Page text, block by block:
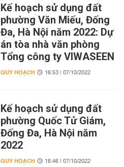
Kế hoạch sử dụng đất
phường Văn Miếu, Đống
Đa, Hà Nội năm 2022: Dự
án tòa nhà văn phòng
Tổng công ty VIWASEEN
QUY HOẠCH 16:53 | 07/10/2022
Kế hoạch sử dụng đất
phường Quốc Tử Giám,
Đống Đa, Hà Nội năm
2022
QUY HOẠCH 16:46 | 07/10/2022